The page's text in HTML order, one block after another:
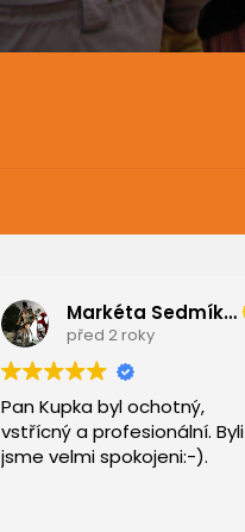
Markéta Sedmíková
před 2 roky
Pan Kupka byl ochotný,
vstřícný a profesionální. Byli
jsme velmi spokojeni:-).